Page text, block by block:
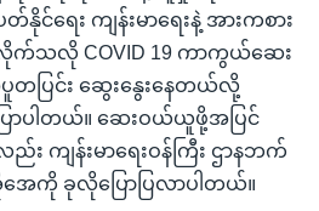
င်ရေး ကျန်းမာရေးနဲ့ အားကစား
က်သလို COVID 19 ကာကွယ်ဆေး
ြင်း ဆွေးနွေးနေတယ်လို့
ောပါတယ်။ ဆေးဝယ်ယူဖို့အပြင်
ကျန်းမာရေးဝန်ကြီး ဌာနဘက်
ကို ခုလိုပြောပြလာပါတယ်။